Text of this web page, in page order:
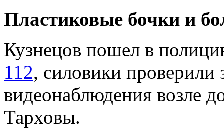
Пластиковые бочки и
Кузнецов пошел в
112, силовики проверили
видеонаблюдения возле
Тарховы.